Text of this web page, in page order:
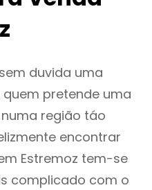
duvida uma
pretende uma
região táo
encontrar
Estremoz tem-se
complicado com o